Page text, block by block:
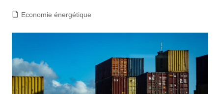
Economie énergétique